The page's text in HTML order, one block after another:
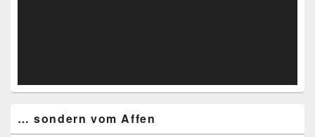
… sondern vom Affen